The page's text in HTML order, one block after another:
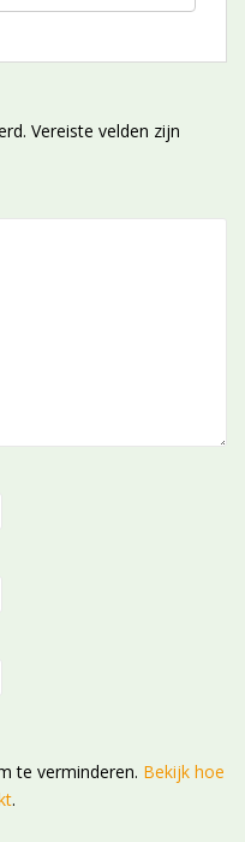
Vereiste velden zijn
te verminderen. Bekijk hoe
.